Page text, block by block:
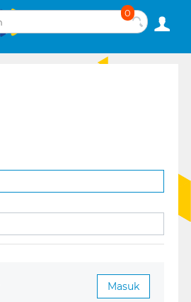
0
Masuk